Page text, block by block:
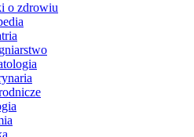
o zdrowiu